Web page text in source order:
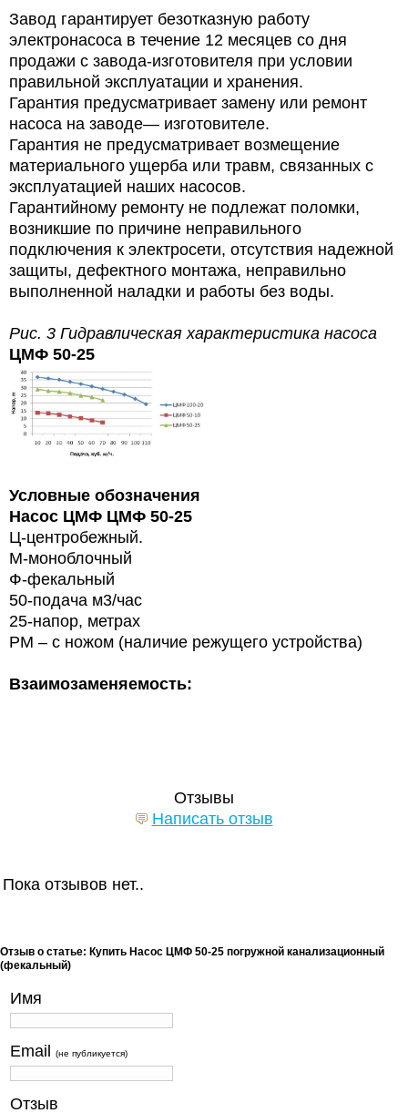
Завод гарантирует безотказную работу
электронасоса в течение 12 месяцев со дня
продажи с завода-изготовителя при условии
правильной эксплуатации и хранения.
Гарантия предусматривает замену или ремонт
насоса на заводе— изготовителе.
Гарантия не предусматривает возмещение
материального ущерба или травм, связанных с
эксплуатацией наших насосов.
Гарантийному ремонту не подлежат поломки,
возникшие по причине неправильного
подключения к электросети, отсутствия надежной
защиты, дефектного монтажа, неправильно
выполненной наладки и работы без воды.
Рис. 3 Гидравлическая характеристика насоса
ЦМФ 50-25
Условные обозначения
Насос ЦМФ ЦМФ 50-25
Ц-центробежный.
М-моноблочный
Ф-фекальный
50-подача м3/час
25-напор, метрах
РМ – с ножом (наличие режущего устройства)
Взаимозаменяемость:
Отзывы
Написать отзыв
Пока отзывов нет..
Отзыв о статье: Купить Насос ЦМФ 50-25 погружной канализационный
(фекальный)
Имя
Email (не публикуется)
Отзыв